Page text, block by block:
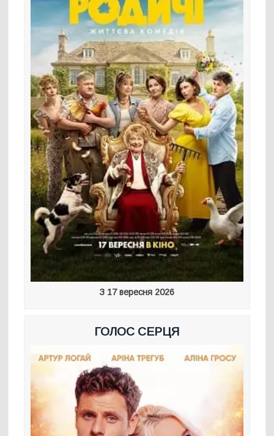
З 17 вересня 2026
ГОЛОС СЕРЦЯ